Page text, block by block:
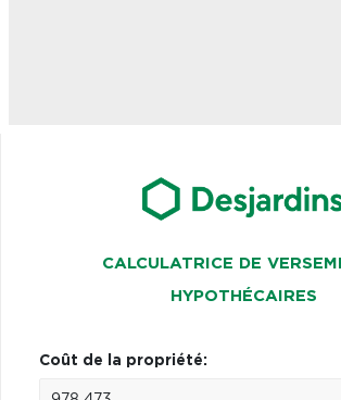
CALCULATRICE DE
HYPOTHÉCAIRES
Coût de la propriété: